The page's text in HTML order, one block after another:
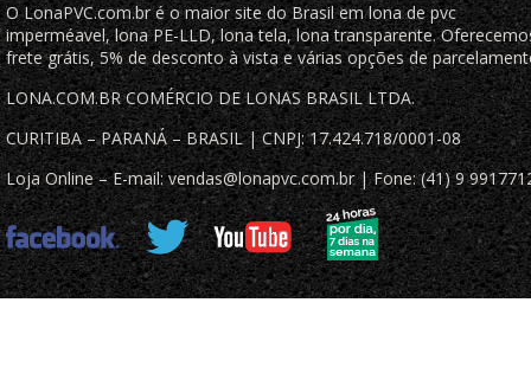
O LonaPVC.com.br é o maior site do Brasil em lona de pvc
imperméavel, lona PE-LLD, lona tela, lona transparente.
frete grátis, 5% de desconto à vista e várias opções de
LONA.COM.BR COMÉRCIO DE LONAS BRASIL LTDA.
CURITIBA – PARANÁ – BRASIL | CNPJ: 17.424.718/0001-08
Loja Online – E-mail: vendas@lonapvc.com.br | Fone: (41) 9